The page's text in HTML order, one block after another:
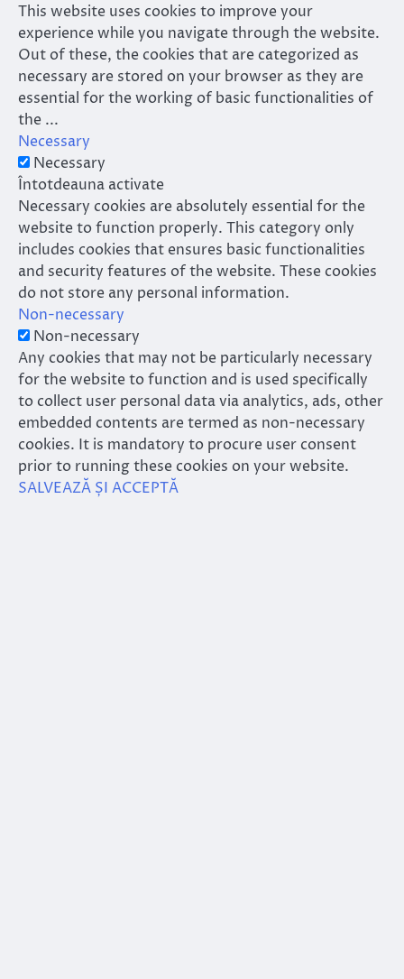
This website uses cookies to improve your
experience while you navigate through the website.
Out of these, the cookies that are categorized as
necessary are stored on your browser as they are
essential for the working of basic functionalities of
the ...
Necessary
Necessary
Întotdeauna activate
Necessary cookies are absolutely essential for the
website to function properly. This category only
includes cookies that ensures basic functionalities
and security features of the website. These cookies
do not store any personal information.
Non-necessary
Non-necessary
Any cookies that may not be particularly necessary
for the website to function and is used specifically
to collect user personal data via analytics, ads, other
embedded contents are termed as non-necessary
cookies. It is mandatory to procure user consent
prior to running these cookies on your website.
SALVEAZĂ ȘI ACCEPTĂ